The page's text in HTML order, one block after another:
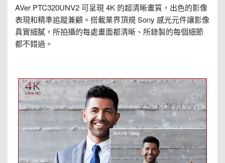
AVer PTC320UNV2 可呈現 4K 的超清晰畫質，出色的影像
表現和精準追蹤兼顧。搭載業界頂規 Sony 感光元件讓影像
真實細膩，所拍攝的每處畫面都清晰、所錄製的每個細節
都不錯過。